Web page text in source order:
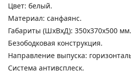
Цвет: белый.
Материал: санфаянс.
Габариты (ШхВхД): 350х370х500 мм.
Безободковая конструкция.
Направление выпуска:
Система антивсплеск.